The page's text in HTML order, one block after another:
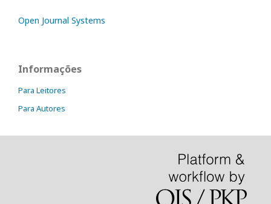
Open Journal Systems
Informações
Para Leitores
Para Autores